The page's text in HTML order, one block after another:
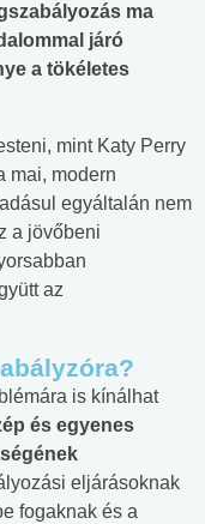
ma
járó
a tökéletes
mint Katy Perry
mai, modern
egyáltalán nem
a jövőbeni
az
is kínálhat
és egyenes
eljárásoknak
fogaknak és a